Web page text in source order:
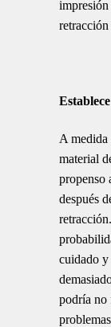
retracción
A medida
material
propenso
después
cuidado y
podría no